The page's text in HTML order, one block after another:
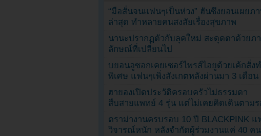
“มือสั่นจนแฟนๆเป็นห่วง” ฮันซึงยอนเผยภ
ล่าสุด ทำหลายคนสงสัยเรื่องสุขภาพ
นานะปรากฏตัวกับลุคใหม่ สะดุดตาด้วยภ
ลักษณ์ที่เปลี่ยนไป
บยอนอูซอกเคยเซอร์ไพรส์ไอยูด้วยเค้กสั่ง
พิเศษ แฟนๆเพิ่งสังเกตหลังผ่านมา 3 เดือน
ฮายองเปิดประวัติครอบครัวไม่ธรรมดา
สืบสายแพทย์ 4 รุ่น แต่ไม่เคยคิดเดินตามร
ดราม่างานครบรอบ 10 ปี BLACKPINK แ
วิจารณ์หนัก หลังจำกัดผู้ร่วมงานแค่ 40 คน